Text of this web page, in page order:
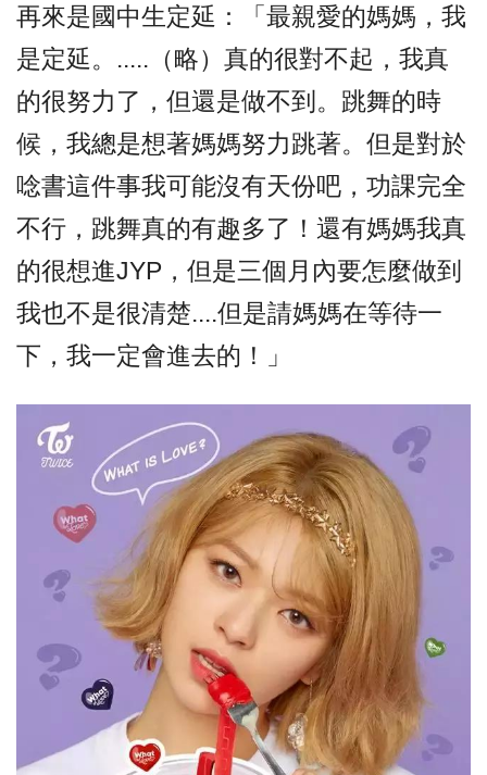
再來是國中生定延：「最親愛的媽媽，我
是定延。.....（略）真的很對不起，我真
的很努力了，但還是做不到。跳舞的時
候，我總是想著媽媽努力跳著。但是對於
唸書這件事我可能沒有天份吧，功課完全
不行，跳舞真的有趣多了！還有媽媽我真
的很想進JYP，但是三個月內要怎麼做到
我也不是很清楚....但是請媽媽在等待一
下，我一定會進去的！」